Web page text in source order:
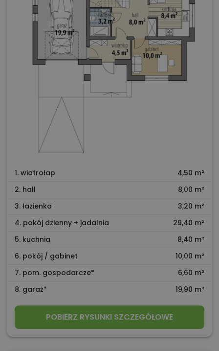
1. wiatrołap
4,50 m²
2. hall
8,00 m²
3. łazienka
3,20 m²
4. pokój dzienny + jadalnia
29,40 m²
5. kuchnia
8,40 m²
6. pokój / gabinet
10,00 m²
7. pom. gospodarcze*
6,60 m²
8. garaż*
19,90 m²
POBIERZ RYSUNKI SZCZEGÓŁOWE